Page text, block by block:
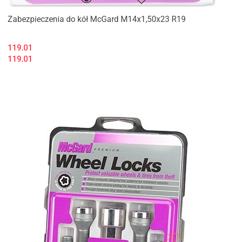
Zabezpieczenia do kół McGard M14x1,50x23 R19
119.01
119.01